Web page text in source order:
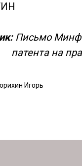
Письмо
патента на
Игорь